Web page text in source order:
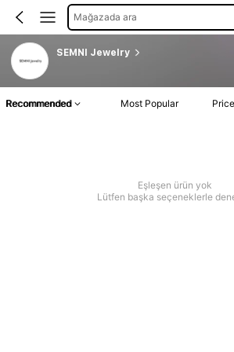
Mağazada ara
SEMNI Jewelry
Recommended Most Popular Price
Eşleşen ürün yok
Lütfen başka seçeneklerle